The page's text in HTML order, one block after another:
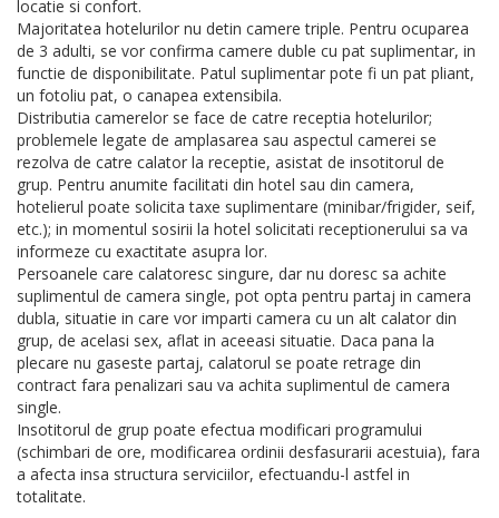
locatie si confort.
Majoritatea hotelurilor nu detin camere triple. Pentru ocuparea
de 3 adulti, se vor confirma camere duble cu pat suplimentar, in
functie de disponibilitate. Patul suplimentar pote fi un pat pliant,
un fotoliu pat, o canapea extensibila.
Distributia camerelor se face de catre receptia hotelurilor;
problemele legate de amplasarea sau aspectul camerei se
rezolva de catre calator la receptie, asistat de insotitorul de
grup. Pentru anumite facilitati din hotel sau din camera,
hotelierul poate solicita taxe suplimentare (minibar/frigider, seif,
etc.); in momentul sosirii la hotel solicitati receptionerului sa va
informeze cu exactitate asupra lor.
Persoanele care calatoresc singure, dar nu doresc sa achite
suplimentul de camera single, pot opta pentru partaj in camera
dubla, situatie in care vor imparti camera cu un alt calator din
grup, de acelasi sex, aflat in aceeasi situatie. Daca pana la
plecare nu gaseste partaj, calatorul se poate retrage din
contract fara penalizari sau va achita suplimentul de camera
single.
Insotitorul de grup poate efectua modificari programului
(schimbari de ore, modificarea ordinii desfasurarii acestuia), fara
a afecta insa structura serviciilor, efectuandu-l astfel in
totalitate.